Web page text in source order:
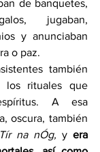
de banquetes,
jugaban,
y anunciaban
o paz.
también
los rituales que
A esa
oscura, también
Tír na nÓg, y era